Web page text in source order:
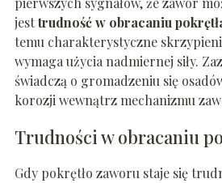
jesttrudność w obracaniu
temu charakterystyczne
wymaga użycia nadmiernej siły.
świadczą o gromadzeniu się
korozji wewnątrz mechanizmu
Trudności w obracaniu
Gdy pokrętło zaworu staje się